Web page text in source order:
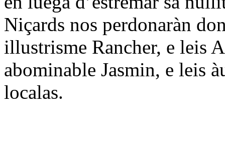
Niçards nos perdonaràn
illustrisme Rancher, e leis
abominable Jasmin, e leis
localas.